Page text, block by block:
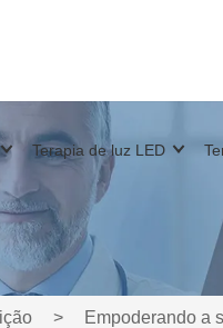
Terapia de luz LED
> Empoderando a